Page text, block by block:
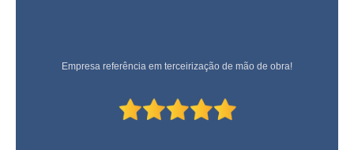
Empresa referência em terceirização de mão de obra!